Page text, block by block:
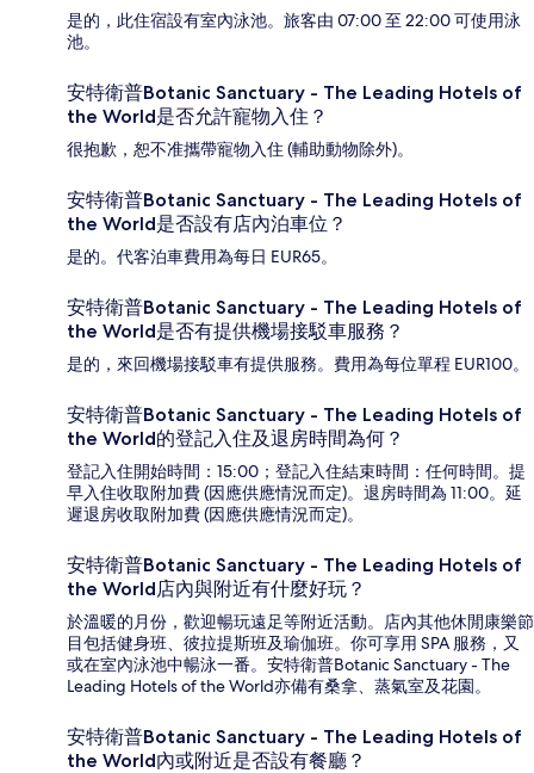
是的，此住宿設有室內泳池。旅客由 07:00 至 22:00 可使用泳
池。
安特衛普Botanic Sanctuary - The Leading Hotels of
the World是否允許寵物入住？
很抱歉，恕不准攜帶寵物入住 (輔助動物除外)。
安特衛普Botanic Sanctuary - The Leading Hotels of
the World是否設有店內泊車位？
是的。代客泊車費用為每日 EUR65。
安特衛普Botanic Sanctuary - The Leading Hotels of
the World是否有提供機場接駁車服務？
是的，來回機場接駁車有提供服務。費用為每位單程 EUR100。
安特衛普Botanic Sanctuary - The Leading Hotels of
the World的登記入住及退房時間為何？
登記入住開始時間：15:00；登記入住結束時間：任何時間。提
早入住收取附加費 (因應供應情況而定)。退房時間為 11:00。延
遲退房收取附加費 (因應供應情況而定)。
安特衛普Botanic Sanctuary - The Leading Hotels of
the World店內與附近有什麼好玩？
於溫暖的月份，歡迎暢玩遠足等附近活動。店內其他休閒康樂節
目包括健身班、彼拉提斯班及瑜伽班。你可享用 SPA 服務，又
或在室內泳池中暢泳一番。安特衛普Botanic Sanctuary - The
Leading Hotels of the World亦備有桑拿、蒸氣室及花園。
安特衛普Botanic Sanctuary - The Leading Hotels of
the World內或附近是否設有餐廳？